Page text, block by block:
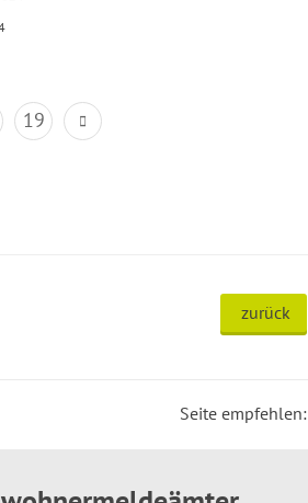
19
zurück
Seite empfehlen: